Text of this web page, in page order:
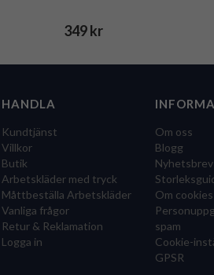
349 kr
HANDLA
Kundtjänst
Villkor
Butik
Arbetskläder med tryck
Måttbeställa Arbetskläder
Vanliga frågor
Retur & Reklamation
Logga in
Om oss
Blogg
Nyhetsbrev
Om cookies
spam
Cookie-
GPSR